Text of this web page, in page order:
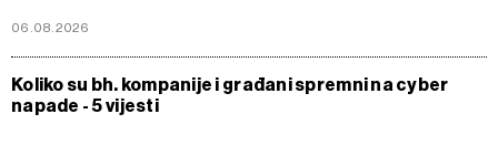
06.08.2026
Koliko su bh. kompanije i građani spremni na cyber
napade - 5 vijesti